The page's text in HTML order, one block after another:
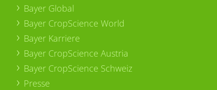
Bayer Global
Bayer CropScience World
Bayer Karriere
Bayer CropScience Austria
Bayer CropScience Schweiz
Presse